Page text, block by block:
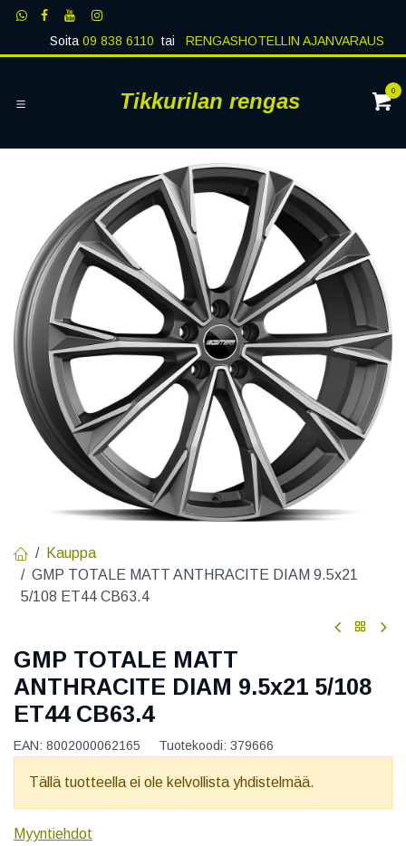
Siirry sisältöön
Soita09 838 6110 tai RENGASHOTELLIN AJANVARAUS
Tikkurilan rengas 0
Kauppa
GMP TOTALE MATT ANTHRACITE DIAM 9.5x21
5/108 ET44 CB63.4
GMP TOTALE MATT
ANTHRACITE DIAM 9.5x21 5/108
ET44 CB63.4
EAN: 8002000062165 Tuotekoodi: 379666
Tällä tuotteella ei ole kelvollista yhdistelmää.
Myyntiehdot